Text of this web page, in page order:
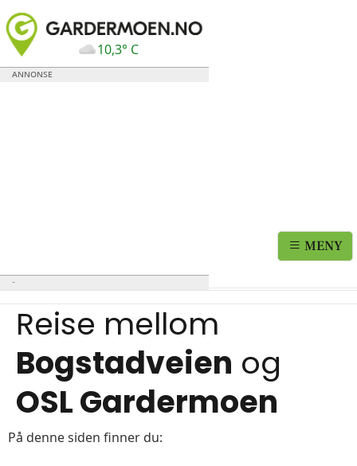
10,3° C
MENY
Reise mellom
Bogstadveien og
OSL Gardermoen
På denne siden finner du: